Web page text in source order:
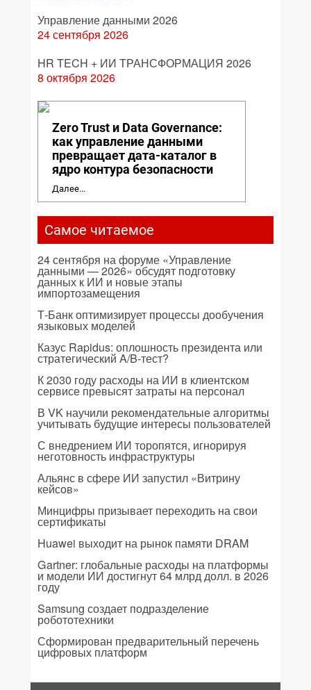
Управление данными 2026
24 сентября 2026
HR TECH + ИИ ТРАНСФОРМАЦИЯ 2026
8 октября 2026
Zero Trust и Data Governance:
как управление данными
превращает дата-каталог в
ядро контура безопасности
Далее...
Самое читаемое
24 сентября на форуме «Управление
данными — 2026» обсудят подготовку
данных к ИИ и новые этапы
импортозамещения
Т-Банк оптимизирует процессы дообучения
языковых моделей
Казус Rapidus: оплошность президента или
стратегический A/B-тест?
К 2030 году расходы на ИИ в клиентском
сервисе превысят затраты на персонал
В VK научили рекомендательные алгоритмы
учитывать будущие интересы пользователей
С внедрением ИИ торопятся, игнорируя
неготовность инфраструктуры
Альянс в сфере ИИ запустил «Витрину
кейсов»
Минцифры призывает переходить на свои
сертификаты
Huawei выходит на рынок памяти DRAM
Gartner: глобальные расходы на платформы
и модели ИИ достигнут 64 млрд долл. в 2026
году
Samsung создает подразделение
робототехники
Сформирован предварительный перечень
цифровых платформ